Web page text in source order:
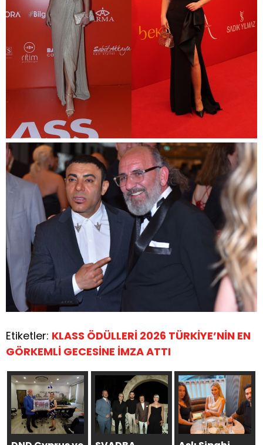
Etiketler: KLASS ÖDÜLLERİ 2026 TÜRKİYE’NİN EN
GÖRKEMLİ GECESİNE İMZA ATTI